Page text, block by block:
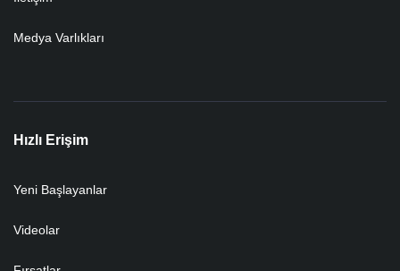
Medya Varlıkları
Hızlı Erişim
Yeni Başlayanlar
Videolar